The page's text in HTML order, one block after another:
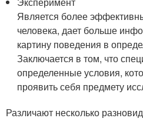
Является более
человека, дает больше
картину поведения в
Заключается в том, что
определенные условия,
проявить себя предмету
Различают несколько